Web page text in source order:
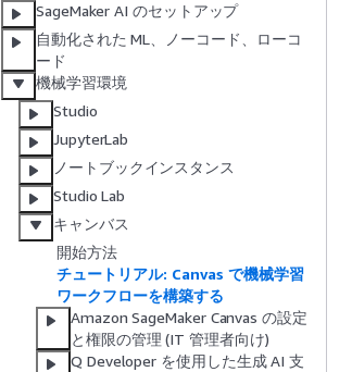
SageMaker AI のセットアップ
自動化された ML、ノーコード、ローコ
ード
機械学習環境
Studio
JupyterLab
ノートブックインスタンス
Studio Lab
キャンバス
開始方法
チュートリアル: Canvas で機械学習
ワークフローを構築する
Amazon SageMaker Canvas の設定
と権限の管理 (IT 管理者向け)
Q Developer を使用した生成 AI 支